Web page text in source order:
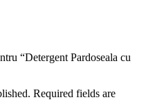
“Detergent Pardoseala cu
Required fields are